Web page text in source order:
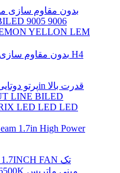
1.7in High Power